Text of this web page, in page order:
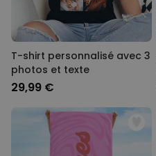
T-shirt personnalisé avec 3
photos et texte
29,99 €